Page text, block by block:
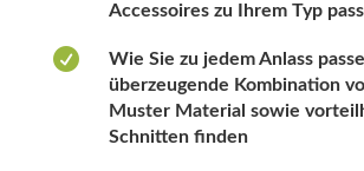
Accessoires zu Ihrem Typ

Wie Sie zu jedem Anlass
überzeugende Kombination
Muster Material sowie
Schnitten finden